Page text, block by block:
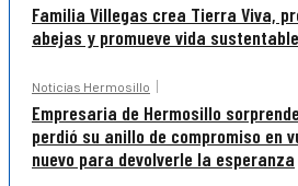
Familia Villegas crea Tierra Viva,
abejas y promueve vida
Noticias Hermosillo
Empresaria de Hermosillo
perdió su anillo de compromiso en
nuevo para devolverle la esperanza